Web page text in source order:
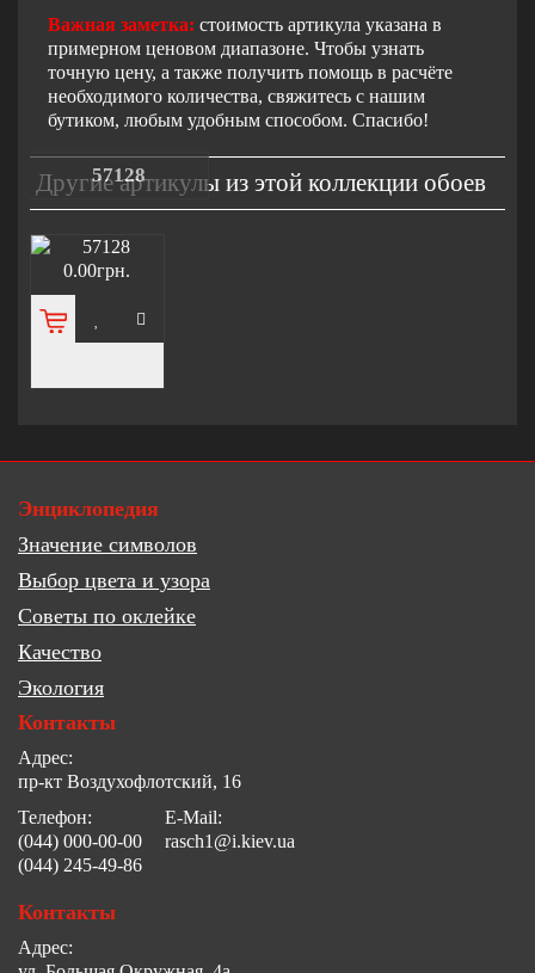
Важная заметка: стоимость артикула указана в
примерном ценовом диапазоне. Чтобы узнать
точную цену, а также получить помощь в расчёте
необходимого количества, свяжитесь с нашим
бутиком, любым удобным способом. Спасибо!
Другие артикулы из этой коллекции обоев
57128
0.00грн.
Энциклопедия
Значение символов
Выбор цвета и узора
Советы по оклейке
Качество
Экология
Контакты
Адрес:
пр-кт Воздухофлотский, 16
Телефон:
(044) 000-00-00
(044) 245-49-86
E-Mail:
rasch1@i.kiev.ua
Контакты
Адрес: